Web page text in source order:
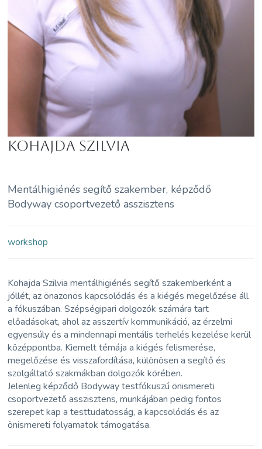
Kohajda Szilvia
Mentálhigiénés segítő szakember, képződő
Bodyway csoportvezető asszisztens
workshop
Kohajda Szilvia mentálhigiénés segítő szakemberként a
jóllét, az önazonos kapcsolódás és a kiégés megelőzése áll
a fókuszában. Szépségipari dolgozók számára tart
előadásokat, ahol az asszertív kommunikáció, az érzelmi
egyensúly és a mindennapi mentális terhelés kezelése kerül
középpontba. Kiemelt témája a kiégés felismerése,
megelőzése és visszafordítása, különösen a segítő és
szolgáltató szakmákban dolgozók körében.
Jelenleg képződő Bodyway testfókuszú önismereti
csoportvezető asszisztens, munkájában pedig fontos
szerepet kap a testtudatosság, a kapcsolódás és az
önismereti folyamatok támogatása.